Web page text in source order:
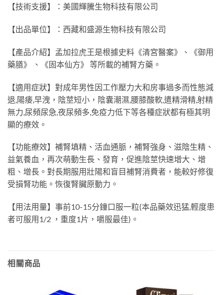
【技術支援】：美國輝騰生物科技有限公司
【出品單位】：西藏和盛源生物科技有限公司
【產品介紹】孟加拉虎王是根據史料《清宮醫案》、《御用
藥膳》 、《固本仙方》 等所載的補腎方藥。
【適用症狀】對成年男性因工作壓力大和房事過多而性態減
退,陽痿,早洩，陰莖短小，陰囊潮濕,腰膝酸軟,遣精滑精,射精
無力,尿頻尿急,夜尿頻多,免疫力低下等各種症狀都有極其明
顯的療效。
【功能療效】補腎填精、活血通脈，補腎強身、滋陰生精、
益氣養血，再次萌動生長、發育，促進陰莖快速增大、增
粗、增長。對長期服用壯陽和盲目補腎消費者，能較好修復
受損腎功能。恢復腎臟原動力。
【用法用量】事前10-15分鐘口服一粒(本品藥效迅猛,輕度患
者可服用1/2 ，重度1片，嚼服最佳)。
相關商品